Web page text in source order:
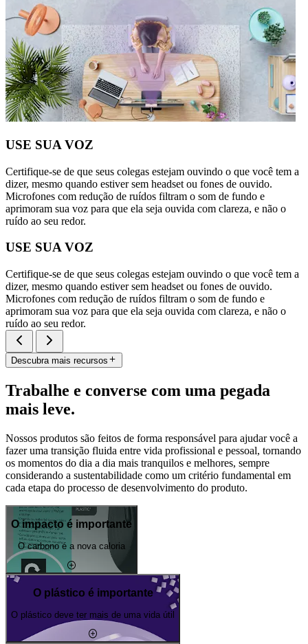
USE SUA VOZ
Certifique-se de que seus colegas estejam ouvindo o que você tem a
dizer, mesmo quando estiver sem headset ou fones de ouvido.
Microfones com redução de ruídos filtram o som de fundo e
aprimoram sua voz para que ela seja ouvida com clareza, e não o
ruído ao seu redor.
USE SUA VOZ
Certifique-se de que seus colegas estejam ouvindo o que você tem a
dizer, mesmo quando estiver sem headset ou fones de ouvido.
Microfones com redução de ruídos filtram o som de fundo e
aprimoram sua voz para que ela seja ouvida com clareza, e não o
ruído ao seu redor.
Descubra mais recursos
Trabalhe e converse com uma pegada
mais leve.
Nossos produtos são feitos de forma responsável para ajudar você a
fazer uma transição fluida entre vida profissional e pessoal, tornando
os momentos do dia a dia mais tranquilos e melhores, sempre
considerando a sustentabilidade como um critério fundamental em
cada etapa do processo de desenvolvimento do produto.
O impacto é importante
O carbono é a nova caloria
O plástico é importante
O plástico deve ter mais de uma vida útil